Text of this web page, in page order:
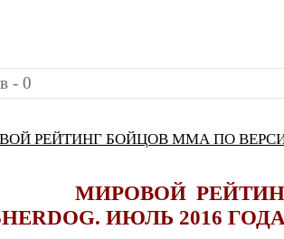
- 0
РЕЙТИНГ БОЙЦОВ ММА ПО
МИРОВОЙ
ИЮЛЬ 2016